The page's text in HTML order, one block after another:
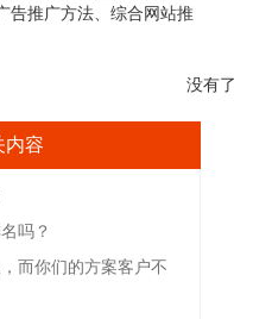
告推广方法、综合网站推
没有了
内容
吗？
而你们的方案客户不